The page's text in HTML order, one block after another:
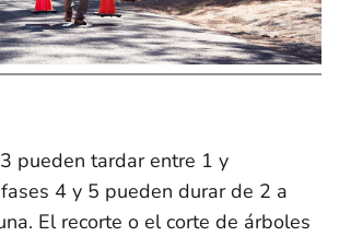
pueden tardar entre 1 y
4 y 5 pueden durar de 2 a
El recorte o el corte de árboles